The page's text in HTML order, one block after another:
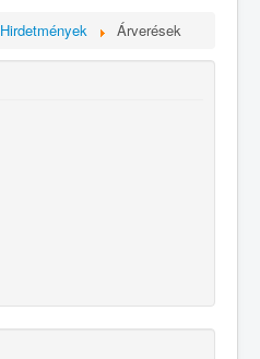
Hirdetmények Árverések